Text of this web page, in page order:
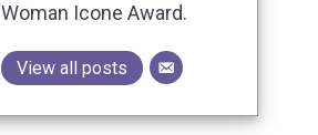
Woman Icone Award.
View all posts